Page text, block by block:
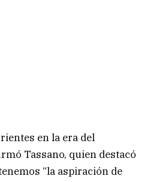
en la era del
Tassano, quien destacó
“la aspiración de